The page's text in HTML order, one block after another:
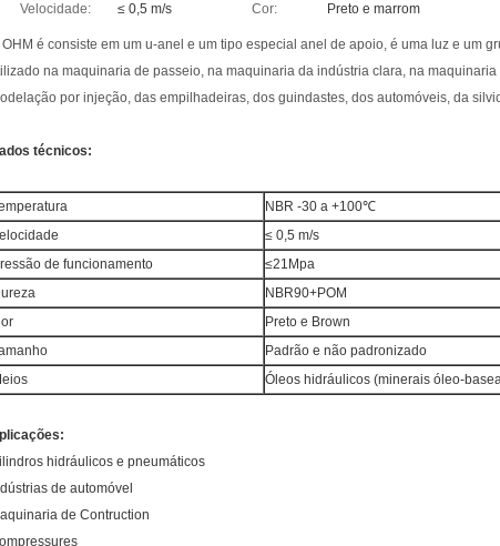
Velocidade: ≤ 0,5 m/s Cor: Preto e marrom
OHM é consiste em um u-anel e um tipo especial anel de apoio, é uma luz e um
na maquinaria de passeio, na maquinaria da indústria clara, na
por injeção, das empilhadeiras, dos guindastes, dos automóveis, da
técnicos:
NBR -30 a +100℃
≤ 0,5 m/s
de funcionamento
≤21Mpa
NBR90+POM
Preto e Brown
Padrão e não padronizado
Óleos hidráulicos (minerais óleo-
hidráulicos e pneumáticos
de automóvel
de Contruction